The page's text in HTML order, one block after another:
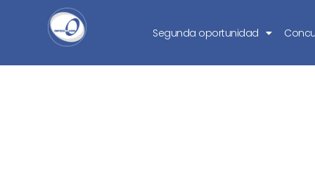
Segunda oportunidad